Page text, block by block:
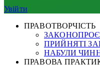
Увійти
ПРАВОТВОРЧІСТЬ
ПРИЙНЯТІ
НАБУЛИ
ПРАВОВА